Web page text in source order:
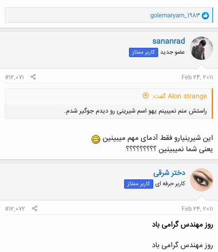
و
ا
ک
ن
ش
ه
ا
golemaryam_1983
sananrad
عضو جدید کاربر ممتاز
Feb 24, 2011
#12,071
Alon strange گفت:
راستش منم نمیبینم یهو اسم شیرینی رو دیدم جوگیر شدم.
این شیرینیارو فقط آدمای مهم میبینین
یعنی شما نمیبینین ؟؟؟؟؟؟؟؟؟
دختر شرقی
کاربر حرفه ای کاربر ممتاز
Feb 24, 2011
#12,072
روز مهندس گرامی باد
روز مهندس گرامی باد